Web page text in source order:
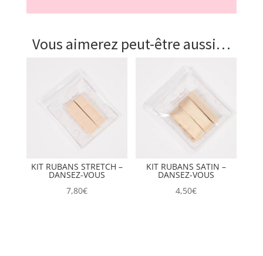
Vous aimerez peut-être aussi…
KIT RUBANS STRETCH –
DANSEZ-VOUS
7,80€
KIT RUBANS SATIN –
DANSEZ-VOUS
4,50€